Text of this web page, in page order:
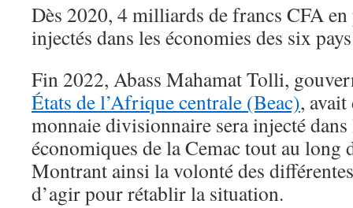
Dès 2020, 4 milliards de francs CFA en
injectés dans les économies des six
Fin 2022, Abass Mahamat Tolli,
États de l’Afrique centrale (Beac),
monnaie divisionnaire sera injecté
économiques de la Cemac tout au long
Montrant ainsi la volonté des
d’agir pour rétablir la situation.